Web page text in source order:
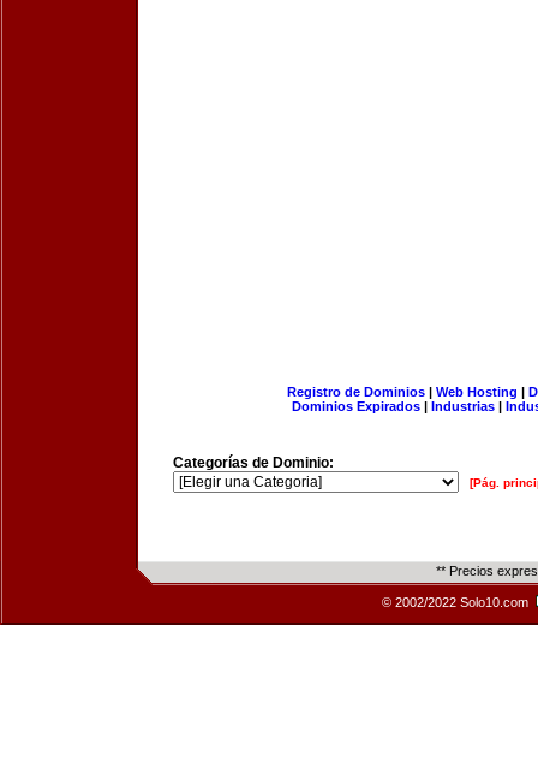
Registro de Dominios| Web Hosting |
Dominios Expirados | Industrias |
Categorías de Dominio:
[Pág.
** Precios
© 2002/2022 Solo10.com